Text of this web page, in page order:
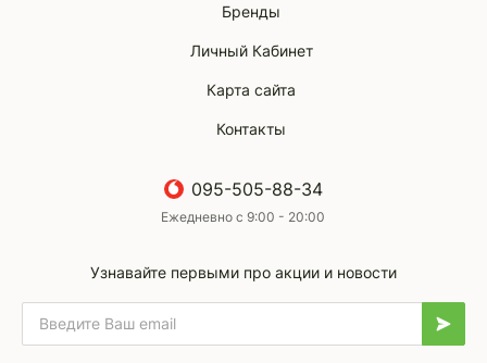
Бренды
Личный Кабинет
Карта сайта
Контакты
095-505-88-34
Ежедневно с 9:00 - 20:00
Узнавайте первыми про акции и новости